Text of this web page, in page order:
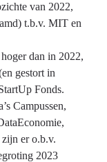
van 2022,
t.b.v. MIT en
dan in 2022,
gestort in
Fonds.
Campussen,
er o.b.v.
2023